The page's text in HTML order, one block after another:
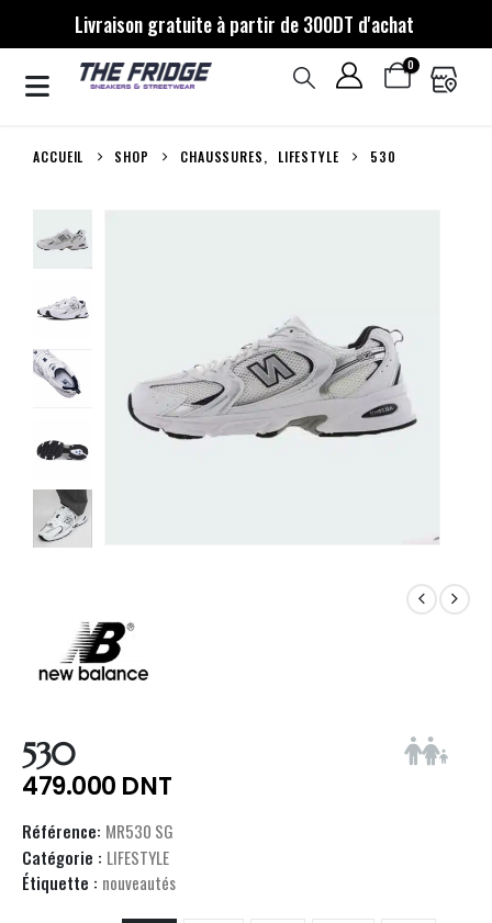
Livraison gratuite à partir de 300DT d'achat
0
ACCUEIL SHOP CHAUSSURES, LIFESTYLE 530
530
479.000 DNT
Référence: MR530 SG
Catégorie : LIFESTYLE
Étiquette : nouveautés